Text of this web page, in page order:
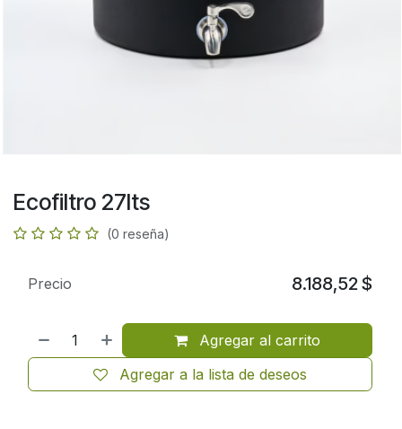
Ecofiltro 27lts
(0 reseña)
Agregar al carrito
Agregar a la lista de deseos
Precio 8.188,52$